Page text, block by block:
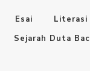
Esai Literasi
Sejarah Duta